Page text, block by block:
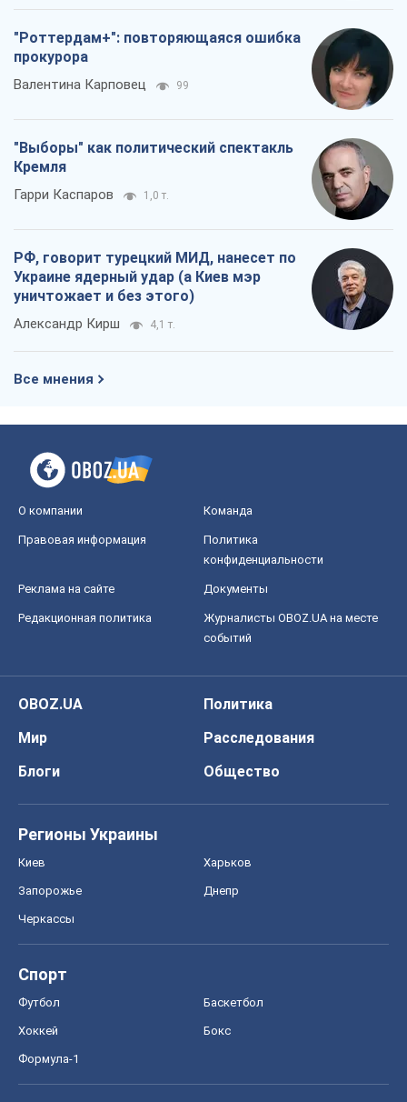
"Роттердам+": повторяющаяся ошибка
прокурора
Валентина Карповец 99
"Выборы" как политический спектакль
Кремля
Гарри Каспаров 1,0 т.
РФ, говорит турецкий МИД, нанесет по
Украине ядерный удар (а Киев мэр
уничтожает и без этого)
Александр Кирш 4,1 т.
Все мнения
О компании Команда
Правовая информация
Политика
конфиденциальности
Реклама на сайте Документы
Редакционная политика
Журналисты OBOZ.UA на месте
событий
OBOZ.UA
Политика
Мир
Расследования
Блоги
Общество
Регионы Украины
Киев Харьков
Запорожье Днепр
Черкассы
Спорт
Футбол Баскетбол
Хоккей Бокс
Формула-1